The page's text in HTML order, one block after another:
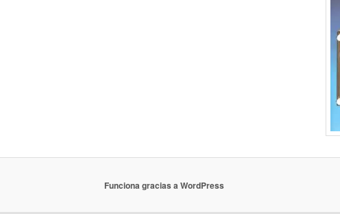
Funciona gracias a WordPress